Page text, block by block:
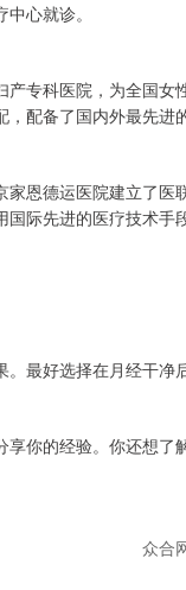
心就诊。
专科医院，为全国
配备了国内外最先进
恩德运医院建立了
际先进的医疗技术手
最好选择在月经干
你的经验。你还想
众合
-0.24%